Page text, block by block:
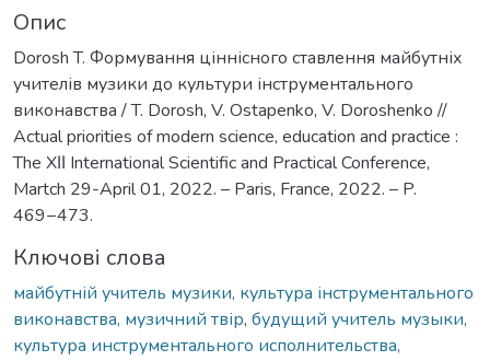
Опис
Dorosh T. Формування ціннісного ставлення майбутніх
учителів музики до культури інструментального
виконавства / T. Dorosh, V. Ostapenko, V. Doroshenko //
Actual priorities of modern science, education and practice :
The XΙΙ International Scientific and Practical Conference,
Martch 29-April 01, 2022. – Paris, France, 2022. – P.
469−473.
Ключові слова
майбутній учитель музики, культура інструментального
виконавства, музичний твір, будущий учитель музыки,
культура инструментального исполнительства,